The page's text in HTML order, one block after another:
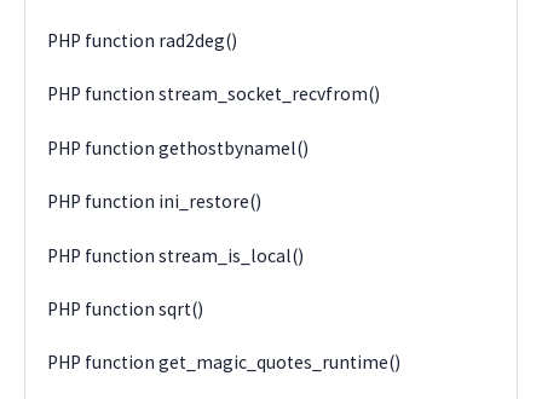
PHP function rad2deg()
PHP function stream_socket_recvfrom()
PHP function gethostbynamel()
PHP function ini_restore()
PHP function stream_is_local()
PHP function sqrt()
PHP function get_magic_quotes_runtime()